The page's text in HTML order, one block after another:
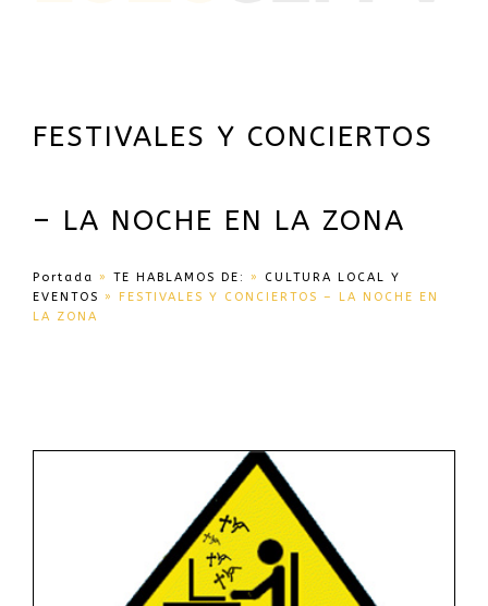
FESTIVALES Y CONCIERTOS
– LA NOCHE EN LA ZONA
Portada » TE HABLAMOS DE: » CULTURA LOCAL Y
EVENTOS » FESTIVALES Y CONCIERTOS – LA NOCHE EN
LA ZONA